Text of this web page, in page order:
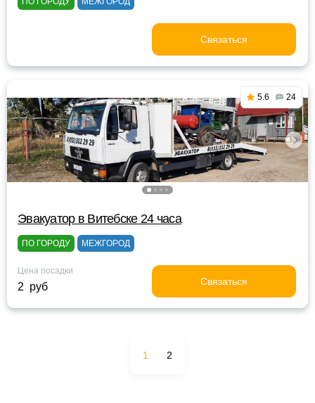
Связаться
5.6 24
Эвакуатор в Витебске 24 часа
ПО ГОРОДУ МЕЖГОРОД
Цена посадки
2 руб Связаться
1 2